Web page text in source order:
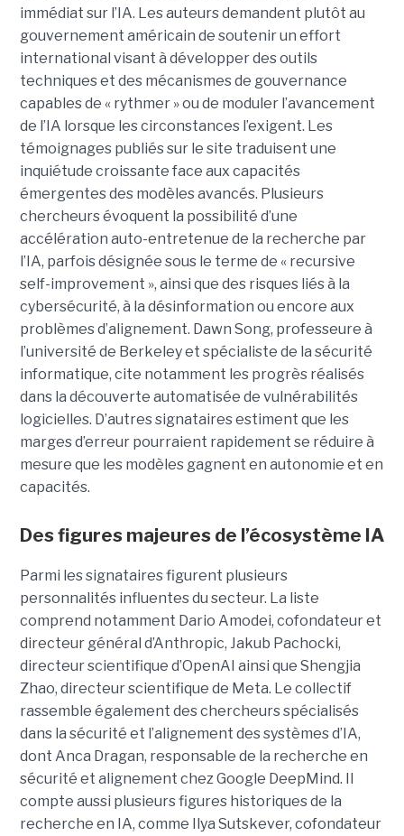
immédiat sur l’IA. Les auteurs demandent plutôt au
gouvernement américain de soutenir un effort
international visant à développer des outils
techniques et des mécanismes de gouvernance
capables de « rythmer » ou de moduler l’avancement
de l’IA lorsque les circonstances l’exigent. Les
témoignages publiés sur le site traduisent une
inquiétude croissante face aux capacités
émergentes des modèles avancés. Plusieurs
chercheurs évoquent la possibilité d’une
accélération auto-entretenue de la recherche par
l’IA, parfois désignée sous le terme de « recursive
self-improvement », ainsi que des risques liés à la
cybersécurité, à la désinformation ou encore aux
problèmes d’alignement. Dawn Song, professeure à
l’université de Berkeley et spécialiste de la sécurité
informatique, cite notamment les progrès réalisés
dans la découverte automatisée de vulnérabilités
logicielles. D’autres signataires estiment que les
marges d’erreur pourraient rapidement se réduire à
mesure que les modèles gagnent en autonomie et en
capacités.
Des figures majeures de l’écosystème IA
Parmi les signataires figurent plusieurs
personnalités influentes du secteur. La liste
comprend notamment Dario Amodei, cofondateur et
directeur général d’Anthropic, Jakub Pachocki,
directeur scientifique d’OpenAI ainsi que Shengjia
Zhao, directeur scientifique de Meta. Le collectif
rassemble également des chercheurs spécialisés
dans la sécurité et l’alignement des systèmes d’IA,
dont Anca Dragan, responsable de la recherche en
sécurité et alignement chez Google DeepMind. Il
compte aussi plusieurs figures historiques de la
recherche en IA, comme Ilya Sutskever, cofondateur